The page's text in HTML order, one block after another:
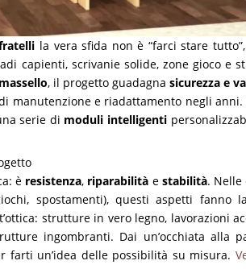
la vera sfida non è “farci stare
capienti, scrivanie solide, zone gioco e
, il progetto guadagnasicurezza e
manutenzione e riadattamento negli
serie di moduli intelligenti
è resistenza, riparabilità e stabilità. Nelle
spostamenti), questi aspetti fanno
strutture in vero legno, lavorazioni
ingombranti. Dai un’occhiata alla
farti un’idea delle possibilità su misura.